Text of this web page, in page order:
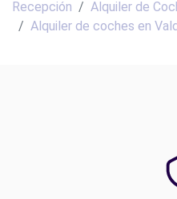
Recepción
Alquiler de
Alquiler de coches en